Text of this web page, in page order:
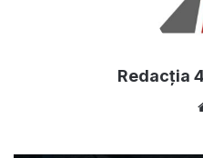
Redacția